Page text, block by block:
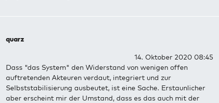
quarz
14. Oktober 2020 08:45
Dass "das System" den Widerstand von wenigen offen
auftretenden Akteuren verdaut, integriert und zur
Selbststabilisierung ausbeutet, ist eine Sache. Erstaunlicher
aber erscheint mir der Umstand, dass es das auch mit der